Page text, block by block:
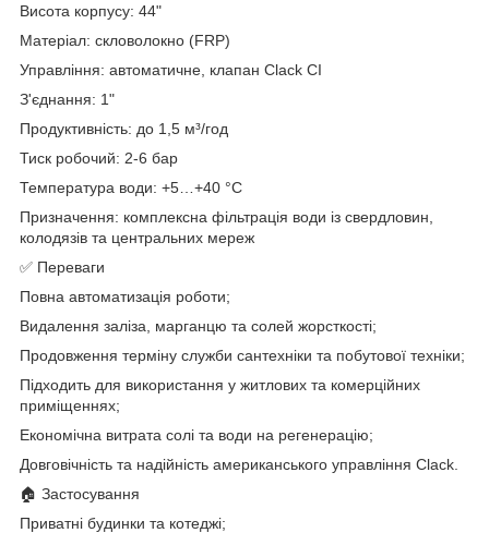
Висота корпусу: 44"
Матеріал: скловолокно (FRP)
Управління: автоматичне, клапан Clack CI
З'єднання: 1"
Продуктивність: до 1,5 м³/год
Тиск робочий: 2-6 бар
Температура води: +5…+40 °C
Призначення: комплексна фільтрація води із свердловин,
колодязів та центральних мереж
✅ Переваги
Повна автоматизація роботи;
Видалення заліза, марганцю та солей жорсткості;
Продовження терміну служби сантехніки та побутової техніки;
Підходить для використання у житлових та комерційних
приміщеннях;
Економічна витрата солі та води на регенерацію;
Довговічність та надійність американського управління Clack.
🏠 Застосування
Приватні будинки та котеджі;